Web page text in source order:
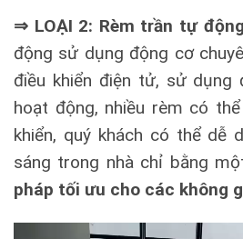
⇒ LOẠI 2: Rèm trần tự
động sử dụng động cơ
điều khiển điện tử, sử dụng
hoạt động, nhiều rèm có
khiển, quý khách có thể dễ
sáng trong nhà chỉ bằng
pháp tối ưu cho các không